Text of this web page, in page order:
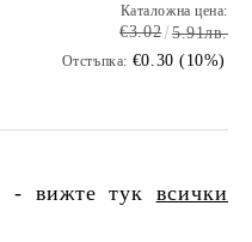
Каталожна цена:
€3.02 5.91лв.
Отстъпка: €0.30 (10%)
- вижте тук всички